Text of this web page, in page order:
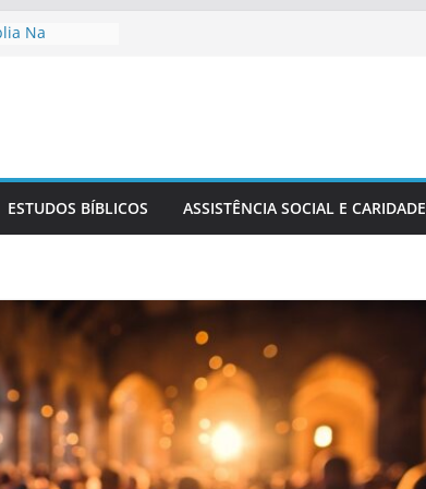
Na
Na
Bíblico
ESTUDOS BÍBLICOS ASSISTÊNCIA SOCIAL E CARIDADE